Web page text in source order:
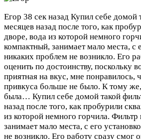
Егор 38 сек назад Купил себе домой
месяцев назад после того, как
дворе, вода из которой немного
компактный, занимает мало места, с
никаких проблем не возникло. Его
оценить по достоинству, поскольку
приятная на вкус, мне понравилось,
привкуса больше не было. К тому
была… Купил себе домой такой
назад после того, как пробурили
из которой немного горчила.
занимает мало места, с его
не возникло. Его работу сразу смог